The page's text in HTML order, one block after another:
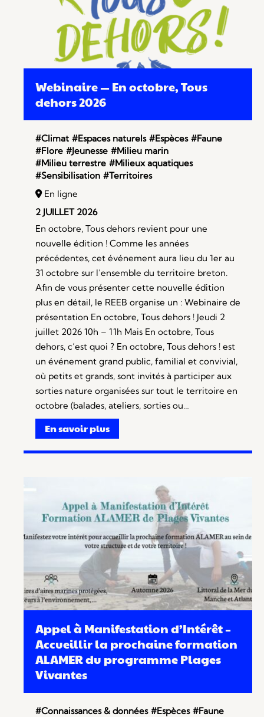
Webinaire — En octobre, Tous
dehors 2026
#Climat #Espaces naturels #Espèces #Faune
#Flore #Jeunesse #Milieu marin
#Milieu terrestre #Milieux aquatiques
#Sensibilisation #Territoires
En ligne
2 JUILLET 2026
En octobre, Tous dehors revient pour une
nouvelle édition ! Comme les années
précédentes, cet événement aura lieu du 1er au
31 octobre sur l’ensemble du territoire breton.
Afin de vous présenter cette nouvelle édition
plus en détail, le REEB organise un : Webinaire de
présentation En octobre, Tous dehors ! Jeudi 2
juillet 2026 10h – 11h Mais En octobre, Tous
dehors, c’est quoi ? En octobre, Tous dehors ! est
un événement grand public, familial et convivial,
où petits et grands, sont invités à participer aux
sorties nature organisées sur tout le territoire en
octobre (balades, ateliers, sorties ou…
En savoir plus
Appel à Manifestation d’Intérêt –
Accueillir la prochaine formation
ALAMER du programme Plages
Vivantes
#Connaissances & données #Espèces #Faune